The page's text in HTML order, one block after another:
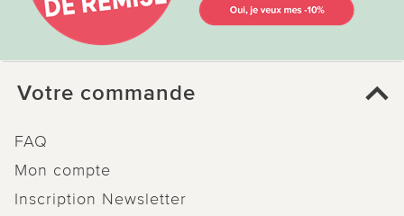
Votre commande
FAQ
Mon compte
Inscription Newsletter